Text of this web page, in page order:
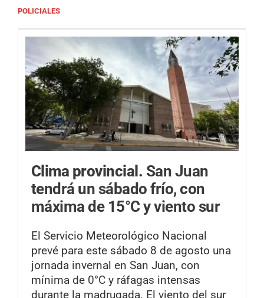
POLICIALES
Clima provincial. San Juan
tendrá un sábado frío, con
máxima de 15°C y viento sur
El Servicio Meteorológico Nacional
prevé para este sábado 8 de agosto una
jornada invernal en San Juan, con
mínima de 0°C y ráfagas intensas
durante la madrugada. El viento del sur